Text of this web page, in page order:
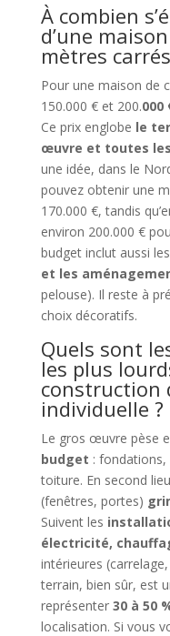
À combien
d’une
mètres
Pour une maison de
150.000 € et 200.000
Ce prix englobe le
œuvre et toutes
une idée, dans le
pouvez obtenir une
170.000 €, tandis
environ 200.000 €
budget inclut aussi les
et les
pelouse). Il reste à
choix décoratifs.
Quels sont
les plus
construction
individuelle ?
Le gros œuvre pèse
budget :
toiture. En second
(fenêtres, portes)
Suivent les
électricité,
intérieures
terrain, bien sûr, est
représenter 30 à 50
localisation. Si vous